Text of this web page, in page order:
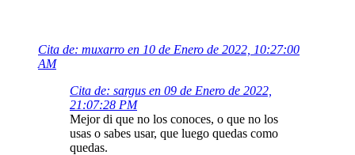
Cita de: muxarro en 10 de Enero de 2022, 10:27:00
AM
Cita de: sargus en 09 de Enero de 2022,
21:07:28 PM
Mejor di que no los conoces, o que no los
usas o sabes usar, que luego quedas como
quedas.